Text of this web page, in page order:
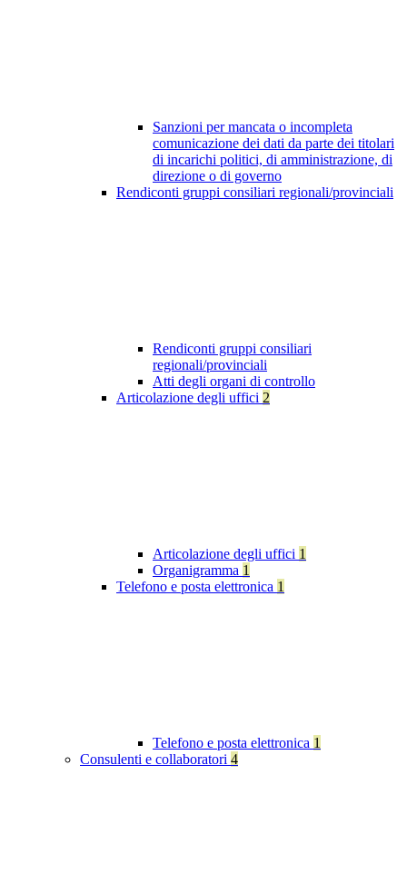
Sanzioni per mancata o incompleta
comunicazione dei dati da parte dei titolari
di incarichi politici, di amministrazione, di
direzione o di governo
Rendiconti gruppi consiliari regionali/provinciali
Rendiconti gruppi consiliari
regionali/provinciali
Atti degli organi di controllo
Articolazione degli uffici 2
Articolazione degli uffici 1
Organigramma 1
Telefono e posta elettronica 1
Telefono e posta elettronica 1
Consulenti e collaboratori 4